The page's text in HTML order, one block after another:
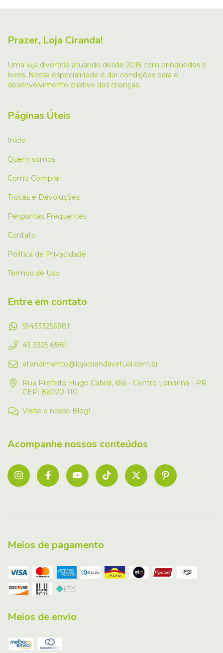
Prazer, Loja Ciranda!
Uma loja divertida atuando desde 2015 com brinquedos e
livros. Nossa especialidade é dar condições para o
desenvolvimento criativo das crianças.
Páginas Úteis
Início
Quem somos
Como Comprar
Trocas e Devoluções
Perguntas Frequentes
Contato
Política de Privacidade
Termos de Uso
Entre em contato
554333256981
43 3325-6981
atendimento@lojacirandavirtual.com.br
Rua Prefeito Hugo Cabral, 656 - Centro Londrina - PR
CEP: 86020-110
Visite o nosso Blog!
Acompanhe nossos conteúdos
Meios de pagamento
Meios de envio